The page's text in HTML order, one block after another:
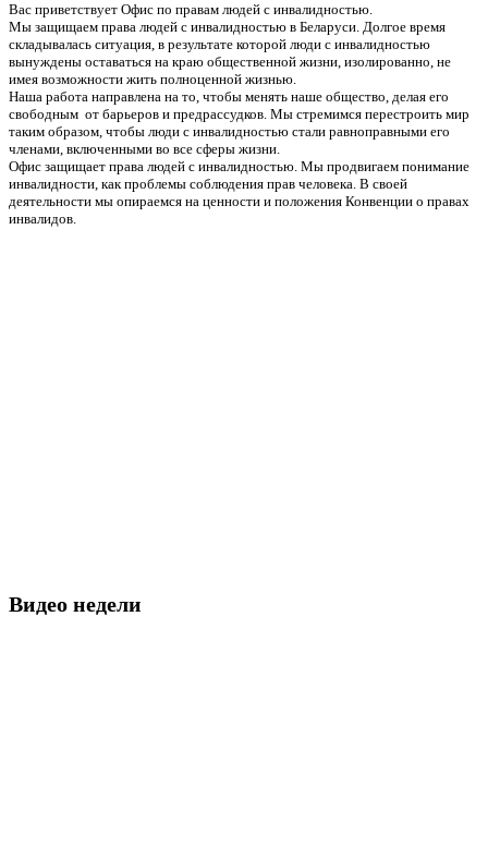
Вас приветствует Офис по правам людей с инвалидностью.
Мы защищаем права людей с инвалидностью в Беларуси. Долгое время
складывалась ситуация, в результате которой люди с инвалидностью
вынуждены оставаться на краю общественной жизни, изолированно, не
имея возможности жить полноценной жизнью.
Наша работа направлена на то, чтобы менять наше общество, делая его
свободным от барьеров и предрассудков. Мы стремимся перестроить мир
таким образом, чтобы люди с инвалидностью стали равноправными его
членами, включенными во все сферы жизни.
Офис защищает права людей с инвалидностью. Мы продвигаем понимание
инвалидности, как проблемы соблюдения прав человека. В своей
деятельности мы опираемся на ценности и положения Конвенции о правах
инвалидов.
Видео недели